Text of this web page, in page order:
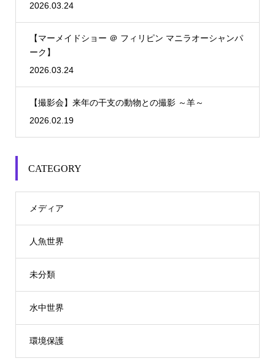
2026.03.24
【マーメイドショー ＠ フィリピン マニラオーシャンパ
ーク】
2026.03.24
【撮影会】来年の干支の動物との撮影 ～羊～
2026.02.19
CATEGORY
メディア
人魚世界
未分類
水中世界
環境保護